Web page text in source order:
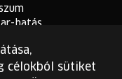
hatás
célokból sütiket